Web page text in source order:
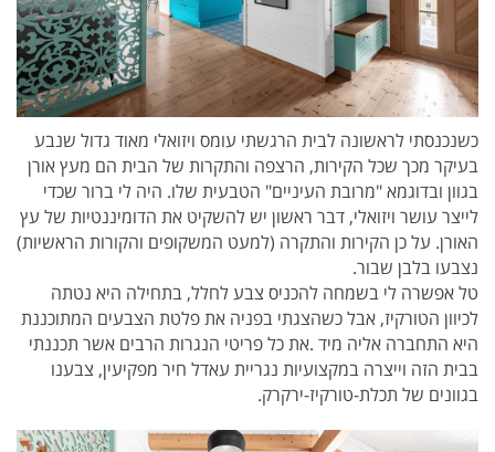
כשנכנסתי לראשונה לבית הרגשתי עומס ויזואלי מאוד גדול שנבע
בעיקר מכך שכל הקירות, הרצפה והתקרות של הבית הם מעץ אורן
בגוון ובדוגמא "מרובת העיניים" הטבעית שלו. היה לי ברור שכדי
לייצר עושר ויזואלי, דבר ראשון יש להשקיט את הדומיננטיות של עץ
האורן. על כן הקירות והתקרה (למעט המשקופים והקורות הראשיות)
נצבעו בלבן שבור.
טל אפשרה לי בשמחה להכניס צבע לחלל, בתחילה היא נטתה
לכיוון הטורקיז, אבל כשהצגתי בפניה את פלטת הצבעים המתוכננת
היא התחברה אליה מיד .את כל פריטי הנגרות הרבים אשר תכננתי
בבית הזה וייצרה במקצועיות נגריית עאדל חיר מפקיעין, צבענו
בגוונים של תכלת-טורקיז-ירקרק.